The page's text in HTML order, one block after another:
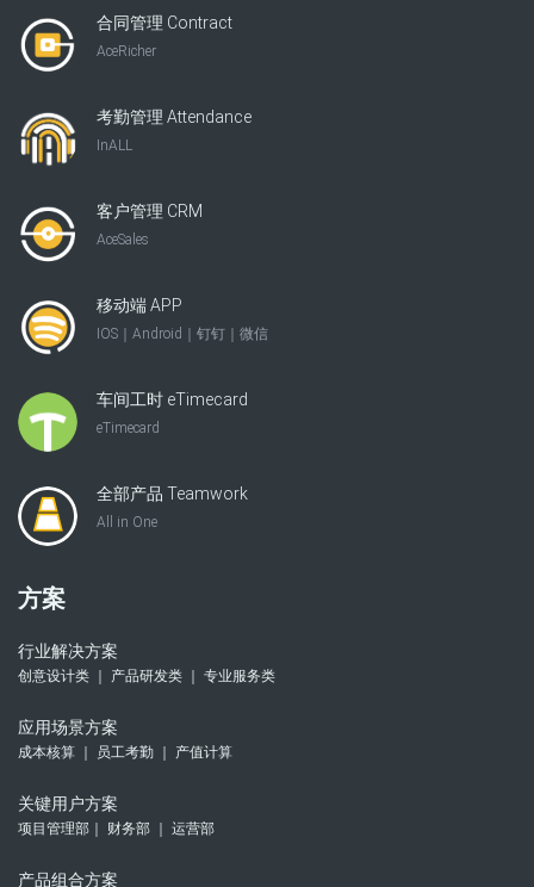
合同管理 Contract
AceRicher
考勤管理 Attendance
InALL
客户管理 CRM
AceSales
移动端 APP
IOS｜Android｜钉钉｜微信
车间工时 eTimecard
eTimecard
全部产品 Teamwork
All in One
方案
行业解决方案
创意设计类 ｜ 产品研发类 ｜ 专业服务类
应用场景方案
成本核算 ｜ 员工考勤 ｜ 产值计算
关键用户方案
项目管理部｜ 财务部 ｜ 运营部
产品组合方案